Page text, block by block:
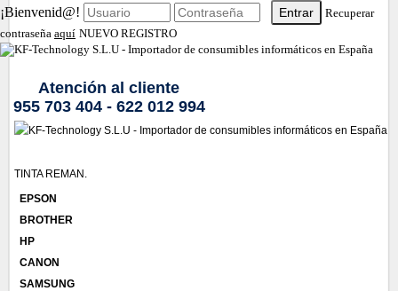
¡Bienvenid@!
Recuperar
contraseña aquí NUEVO REGISTRO
Atención al cliente
955 703 404 - 622 012 994
TINTA REMAN.
EPSON
BROTHER
HP
CANON
SAMSUNG